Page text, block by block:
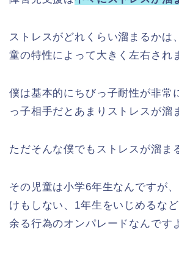
ストレスがどれくらい溜まるかは
童の特性によって大きく左右され
僕は基本的にちびっ子耐性が非常
っ子相手だとあまりストレスが溜
ただそんな僕でもストレスが溜ま
その児童は小学6年生なんですが
けもしない、1年生をいじめるな
余る行為のオンパレードなんです